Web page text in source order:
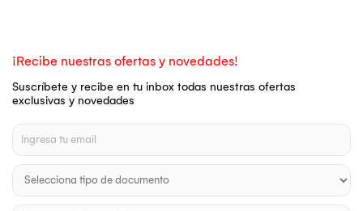
¡Recibe nuestras ofertas y novedades!
Suscríbete y recibe en tu inbox todas nuestras ofertas
exclusivas y novedades